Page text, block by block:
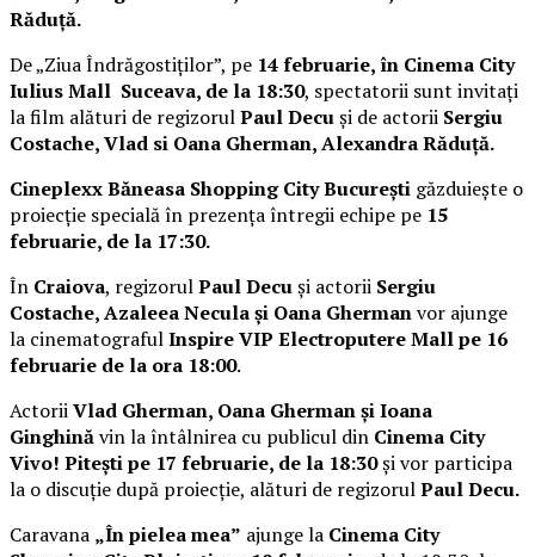
Răduță.
De „Ziua Îndrăgostiților”, pe 14 februarie, în Cinema City
Iulius Mall Suceava, de la 18:30, spectatorii sunt invitați
la film alături de regizorulPaul Decuși de actorii Sergiu
Costache, Vlad si Oana Gherman, Alexandra Răduță.
Cineplexx Băneasa Shopping City București găzduiește o
proiecție specială în prezența întregii echipe pe 15
februarie, de la 17:30.
În Craiova, regizorulPaul Decuși actorii Sergiu
Costache, Azaleea Necula și Oana Ghermanvor ajunge
la cinematografulInspire VIP Electroputere Mall pe 16
februarie de la ora 18:00.
ActoriiVlad Gherman, Oana Gherman și Ioana
Ginghinăvin la întâlnirea cu publicul din Cinema City
Vivo! Pitești pe 17 februarie, de la 18:30și vor participa
la o discuție după proiecție, alături de regizorulPaul Decu.
Caravana „În pielea mea” ajunge la Cinema City